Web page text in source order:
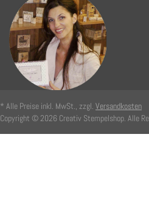
* Alle Preise inkl. MwSt., zzgl. Versandkosten
Copyright © 2026 Creativ Stempelshop. Alle